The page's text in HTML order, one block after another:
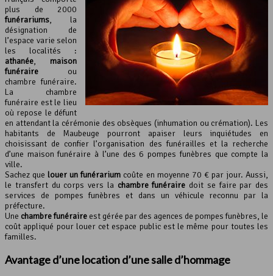
plus de 2000
funérariums, la
désignation de
l’espace varie selon
les localités :
athanée, maison
funéraire ou
chambre funéraire.
La chambre
funéraire est le lieu
où repose le défunt
en attendant la cérémonie des obsèques (inhumation ou crémation). Les
habitants de Maubeuge pourront apaiser leurs inquiétudes en
choisissant de confier l’organisation des funérailles et la recherche
d’une maison funéraire à l’une des 6 pompes funèbres que compte la
ville.
Sachez que louer un funérarium coûte en moyenne 70 € par jour. Aussi,
le transfert du corps vers la chambre funéraire doit se faire par des
services de pompes funèbres et dans un véhicule reconnu par la
préfecture.
Une chambre funéraire est gérée par des agences de pompes funèbres, le
coût appliqué pour louer cet espace public est le même pour toutes les
familles.
Avantage d’une location d’une salle d’hommage